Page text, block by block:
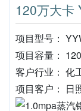
120万大卡
项目型号：
项目容量：
客户行业： 化
项目客户： 日